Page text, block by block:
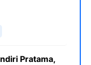
Pratama,